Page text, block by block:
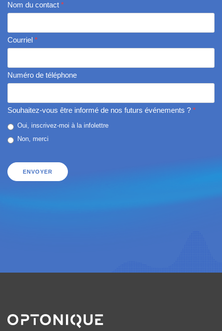
Nom du contact *
Courriel *
Numéro de téléphone
Souhaitez-vous être informé de nos futurs événements ? *
Oui, inscrivez-moi à la infolettre
Non, merci
ENVOYER